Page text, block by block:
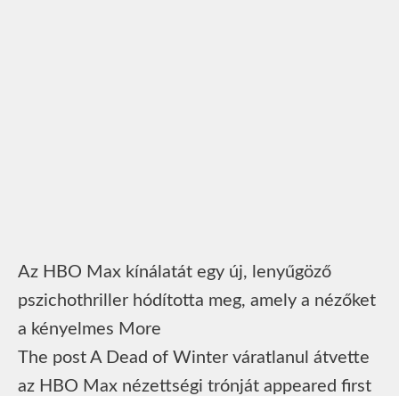
Az HBO Max kínálatát egy új, lenyűgöző
pszichothriller hódította meg, amely a nézőket
a kényelmes More
The post A Dead of Winter váratlanul átvette
az HBO Max nézettségi trónját appeared first